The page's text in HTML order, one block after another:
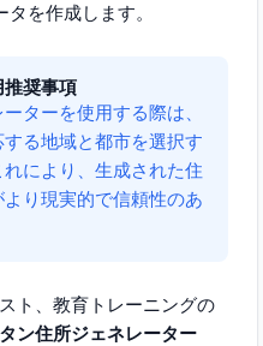
を作成します。
奨事項
ターを使用する際は、
る地域と都市を選択す
により、生成された住
り現実的で信頼性のあ
ト、教育トレーニングの
ン住所ジェネレーター